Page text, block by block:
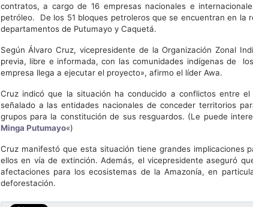
contratos, a cargo de 16 empresas nacionales e
petróleo. De los 51 bloques petroleros que se encuentran en la
departamentos de Putumayo y Caquetá.
Según Álvaro Cruz, vicepresidente de la Organización Zonal
previa, libre e informada, con las comunidades indígenas de
empresa llega a ejecutar el proyecto», afirmo el líder Awa.
Cruz indicó que la situación ha conducido a conflictos entre
señalado a las entidades nacionales de conceder territorios
grupos para la constitución de sus resguardos. (Le puede
Minga Putumayo«)
Cruz manifestó que esta situación tiene grandes implicaciones
ellos en vía de extinción. Además, el vicepresidente aseguró
afectaciones para los ecosistemas de la Amazonía, en
deforestación.